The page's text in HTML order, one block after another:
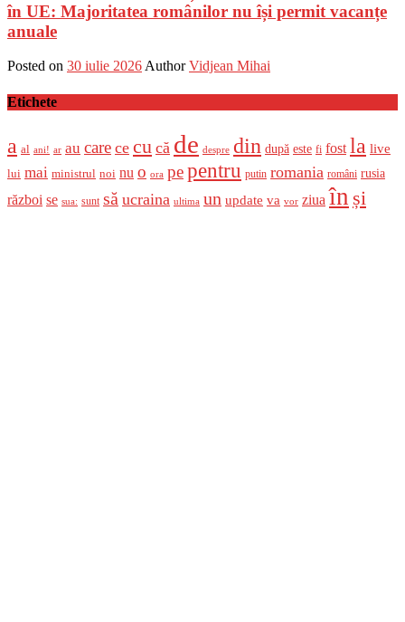
în UE: Majoritatea românilor nu își permit vacanțe
anuale
Posted on 30 iulie 2026 Author Vidjean Mihai
Etichete
a al ani! ar au care ce cu că de despre din după este fi fost la live
lui mai ministrul noi nu o ora pepentru putin romania români rusia
război se sua: sunt să ucraina ultima un update va vor ziua în și